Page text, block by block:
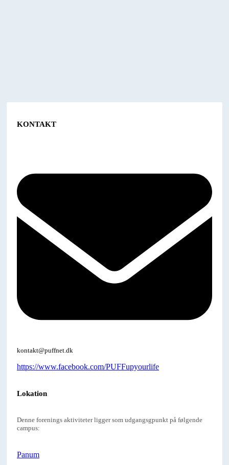
KONTAKT
kontakt@puffnet.dk
https://www.facebook.com/PUFFupyourlife
Lokation
Denne forenings aktiviteter ligger som udgangsgpunkt på følgende
campus:
Panum